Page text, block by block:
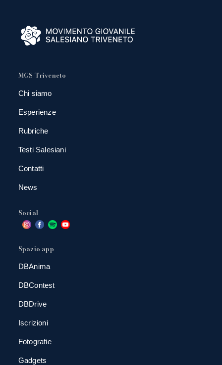
MGS Triveneto
Chi siamo
Esperienze
Rubriche
Testi Salesiani
Contatti
News
Social
Spazio app
DBAnima
DBContest
DBDrive
Iscrizioni
Fotografie
Gadgets